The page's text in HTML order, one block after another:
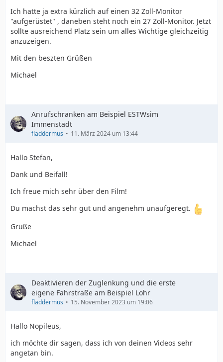
Ich hatte ja extra kürzlich auf einen 32 Zoll-Monitor
"aufgerüstet" , daneben steht noch ein 27 Zoll-Monitor. Jetzt
sollte ausreichend Platz sein um alles Wichtige gleichzeitig
anzuzeigen.
Mit den beszten Grüßen
Michael
Anrufschranken am Beispiel ESTWsim
Immenstadt
fladdermus 11. März 2024 um 13:44
Hallo Stefan,
Dank und Beifall!
Ich freue mich sehr über den Film!
Du machst das sehr gut und angenehm unaufgeregt.
Grüße
Michael
Deaktivieren der Zuglenkung und die erste
eigene Fahrstraße am Beispiel Lohr
fladdermus 15. November 2023 um 19:06
Hallo Nopileus,
ich möchte dir sagen, dass ich von deinen Videos sehr
angetan bin.